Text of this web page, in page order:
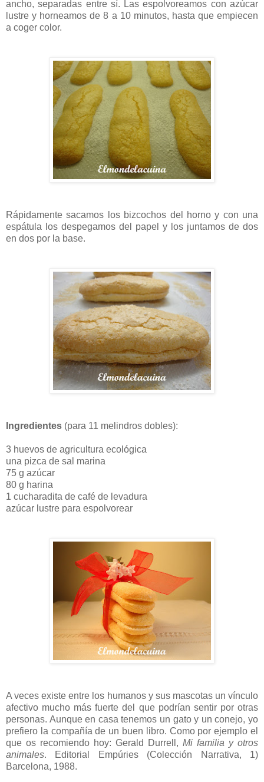
ancho, separadas entre sí. Las espolvoreamos con azúcar
lustre y horneamos de 8 a 10 minutos, hasta que empiecen
a coger color.
Rápidamente sacamos los bizcochos del horno y con una
espátula los despegamos del papel y los juntamos de dos
en dos por la base.
Ingredientes (para 11 melindros dobles):
3 huevos de agricultura ecológica
una pizca de sal marina
75 g azúcar
80 g harina
1 cucharadita de café de levadura
azúcar lustre para espolvorear
A veces existe entre los humanos y sus mascotas un vínculo
afectivo mucho más fuerte del que podrían sentir por otras
personas. Aunque en casa tenemos un gato y un conejo, yo
prefiero la compañía de un buen libro. Como por ejemplo el
que os recomiendo hoy: Gerald Durrell, Mi familia y otros
animales. Editorial Empúries (Colección Narrativa, 1)
Barcelona, 1988.